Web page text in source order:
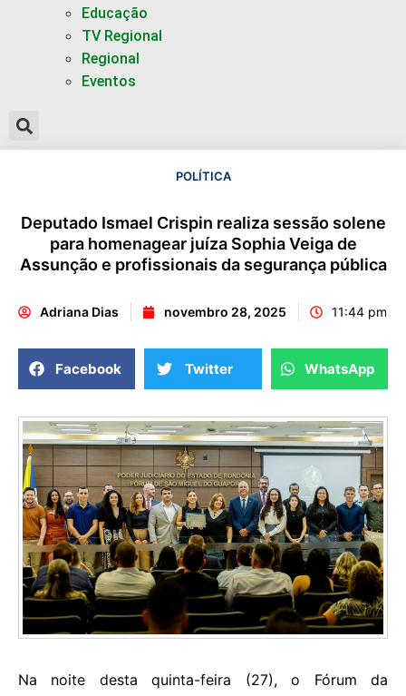
Educação
TV Regional
Regional
Eventos
POLÍTICA
Deputado Ismael Crispin realiza sessão solene
para homenagear juíza Sophia Veiga de
Assunção e profissionais da segurança pública
Adriana Dias novembro 28, 2025 11:44 pm
Facebook Twitter WhatsApp
Na noite desta quinta-feira (27), o Fórum da